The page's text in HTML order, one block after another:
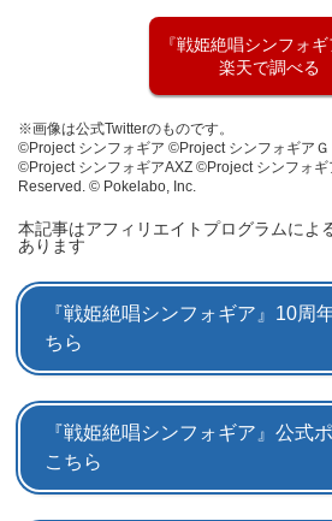
『戦姫絶唱シンフォ
楽天で調べる
※画像は公式Twitterのものです。
©Project シンフォギア ©Project シンフォギア
©Project シンフォギアAXZ ©Project シンフォ
Reserved. © Pokelabo, Inc.
本記事はアフィリエイトプログラムによ
あります
『戦姫絶唱シンフォギア』10周
ちら
『戦姫絶唱シンフォギア』公式
こちら